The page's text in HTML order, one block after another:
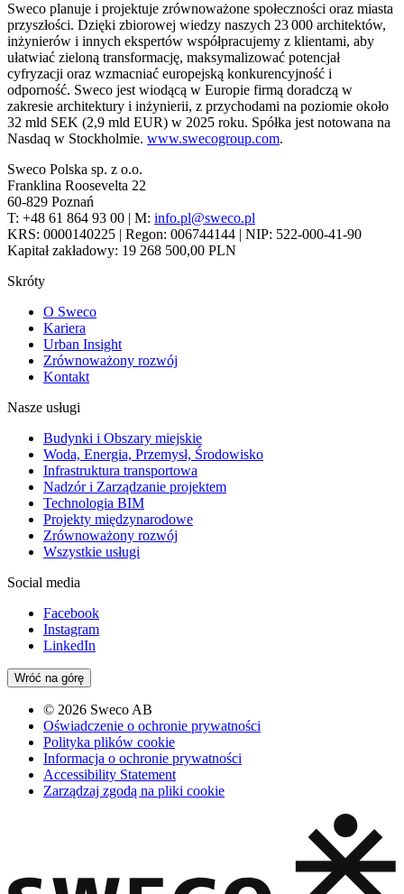
Sweco planuje i projektuje zrównoważone społeczności oraz miasta
przyszłości. Dzięki zbiorowej wiedzy naszych 23 000 architektów,
inżynierów i innych ekspertów współpracujemy z klientami, aby
ułatwiać zieloną transformację, maksymalizować potencjał
cyfryzacji oraz wzmacniać europejską konkurencyjność i
odporność. Sweco jest wiodącą w Europie firmą doradczą w
zakresie architektury i inżynierii, z przychodami na poziomie około
32 mld SEK (2,9 mld EUR) w 2025 roku. Spółka jest notowana na
Nasdaq w Stockholmie. www.swecogroup.com.
Sweco Polska sp. z o.o.
Franklina Roosevelta 22
60-829 Poznań
T: +48 61 864 93 00 | M: info.pl@sweco.pl
KRS: 0000140225 | Regon: 006744144 | NIP: 522-000-41-90
Kapitał zakładowy: 19 268 500,00 PLN
Skróty
O Sweco
Kariera
Urban Insight
Zrównoważony rozwój
Kontakt
Nasze usługi
Budynki i Obszary miejskie
Woda, Energia, Przemysł, Środowisko
Infrastruktura transportowa
Nadzór i Zarządzanie projektem
Technologia BIM
Projekty międzynarodowe
Zrównoważony rozwój
Wszystkie usługi
Social media
Facebook
Instagram
LinkedIn
Wróć na górę
© 2026 Sweco AB
Oświadczenie o ochronie prywatności
Polityka plików cookie
Informacja o ochronie prywatności
Accessibility Statement
Zarządzaj zgodą na pliki cookie